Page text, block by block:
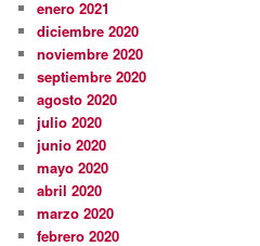
enero 2021
diciembre 2020
noviembre 2020
septiembre 2020
agosto 2020
julio 2020
junio 2020
mayo 2020
abril 2020
marzo 2020
febrero 2020